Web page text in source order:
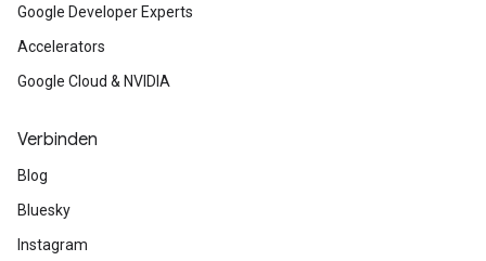
Google Developer Experts
Accelerators
Google Cloud & NVIDIA
Verbinden
Blog
Bluesky
Instagram